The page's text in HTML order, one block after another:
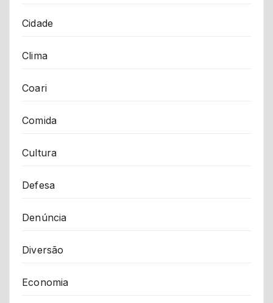
Cidade
Clima
Coari
Comida
Cultura
Defesa
Denúncia
Diversão
Economia